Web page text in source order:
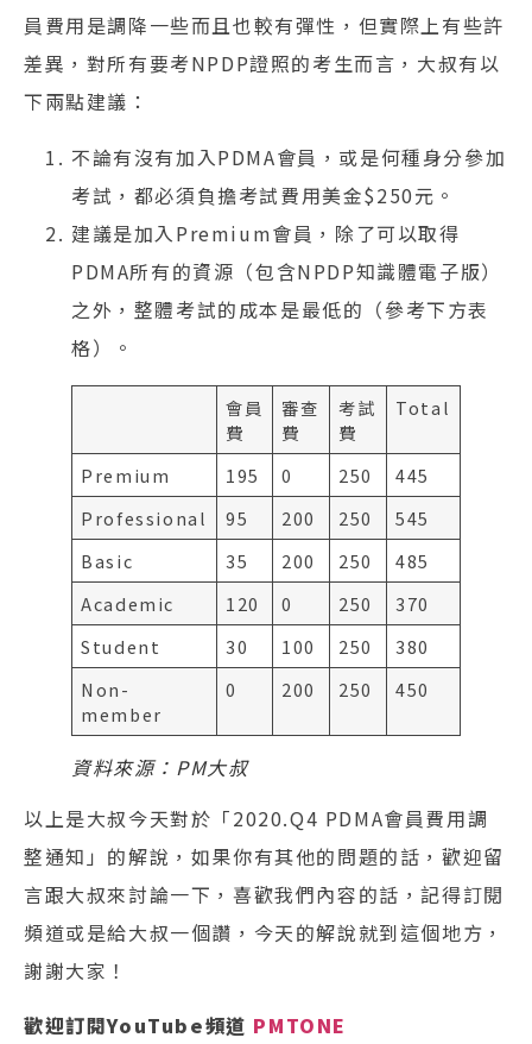
員費用是調降一些而且也較有彈性，但實際上有些許
差異，對所有要考NPDP證照的考生而言，大叔有以
下兩點建議：
不論有沒有加入PDMA會員，或是何種身分參加
考試，都必須負擔考試費用美金$250元。
建議是加入Premium會員，除了可以取得
PDMA所有的資源（包含NPDP知識體電子版）
之外，整體考試的成本是最低的（參考下方表
格）。
會員
費
審查
費
考試
費
Total
Premium 195 0 250
445
Professional
95 200 250
545
Basic
35 200 250
485
Academic
120 0 250
370
Student
30 100 250
380
Non-
member
0 200 250 450
資料來源：PM大叔
以上是大叔今天對於「2020.Q4 PDMA會員費用調
整通知」的解說，如果你有其他的問題的話，歡迎留
言跟大叔來討論一下，喜歡我們內容的話，記得訂閱
頻道或是給大叔一個讚，今天的解說就到這個地方，
謝謝大家！
歡迎訂閱YouTube頻道 PMTONE